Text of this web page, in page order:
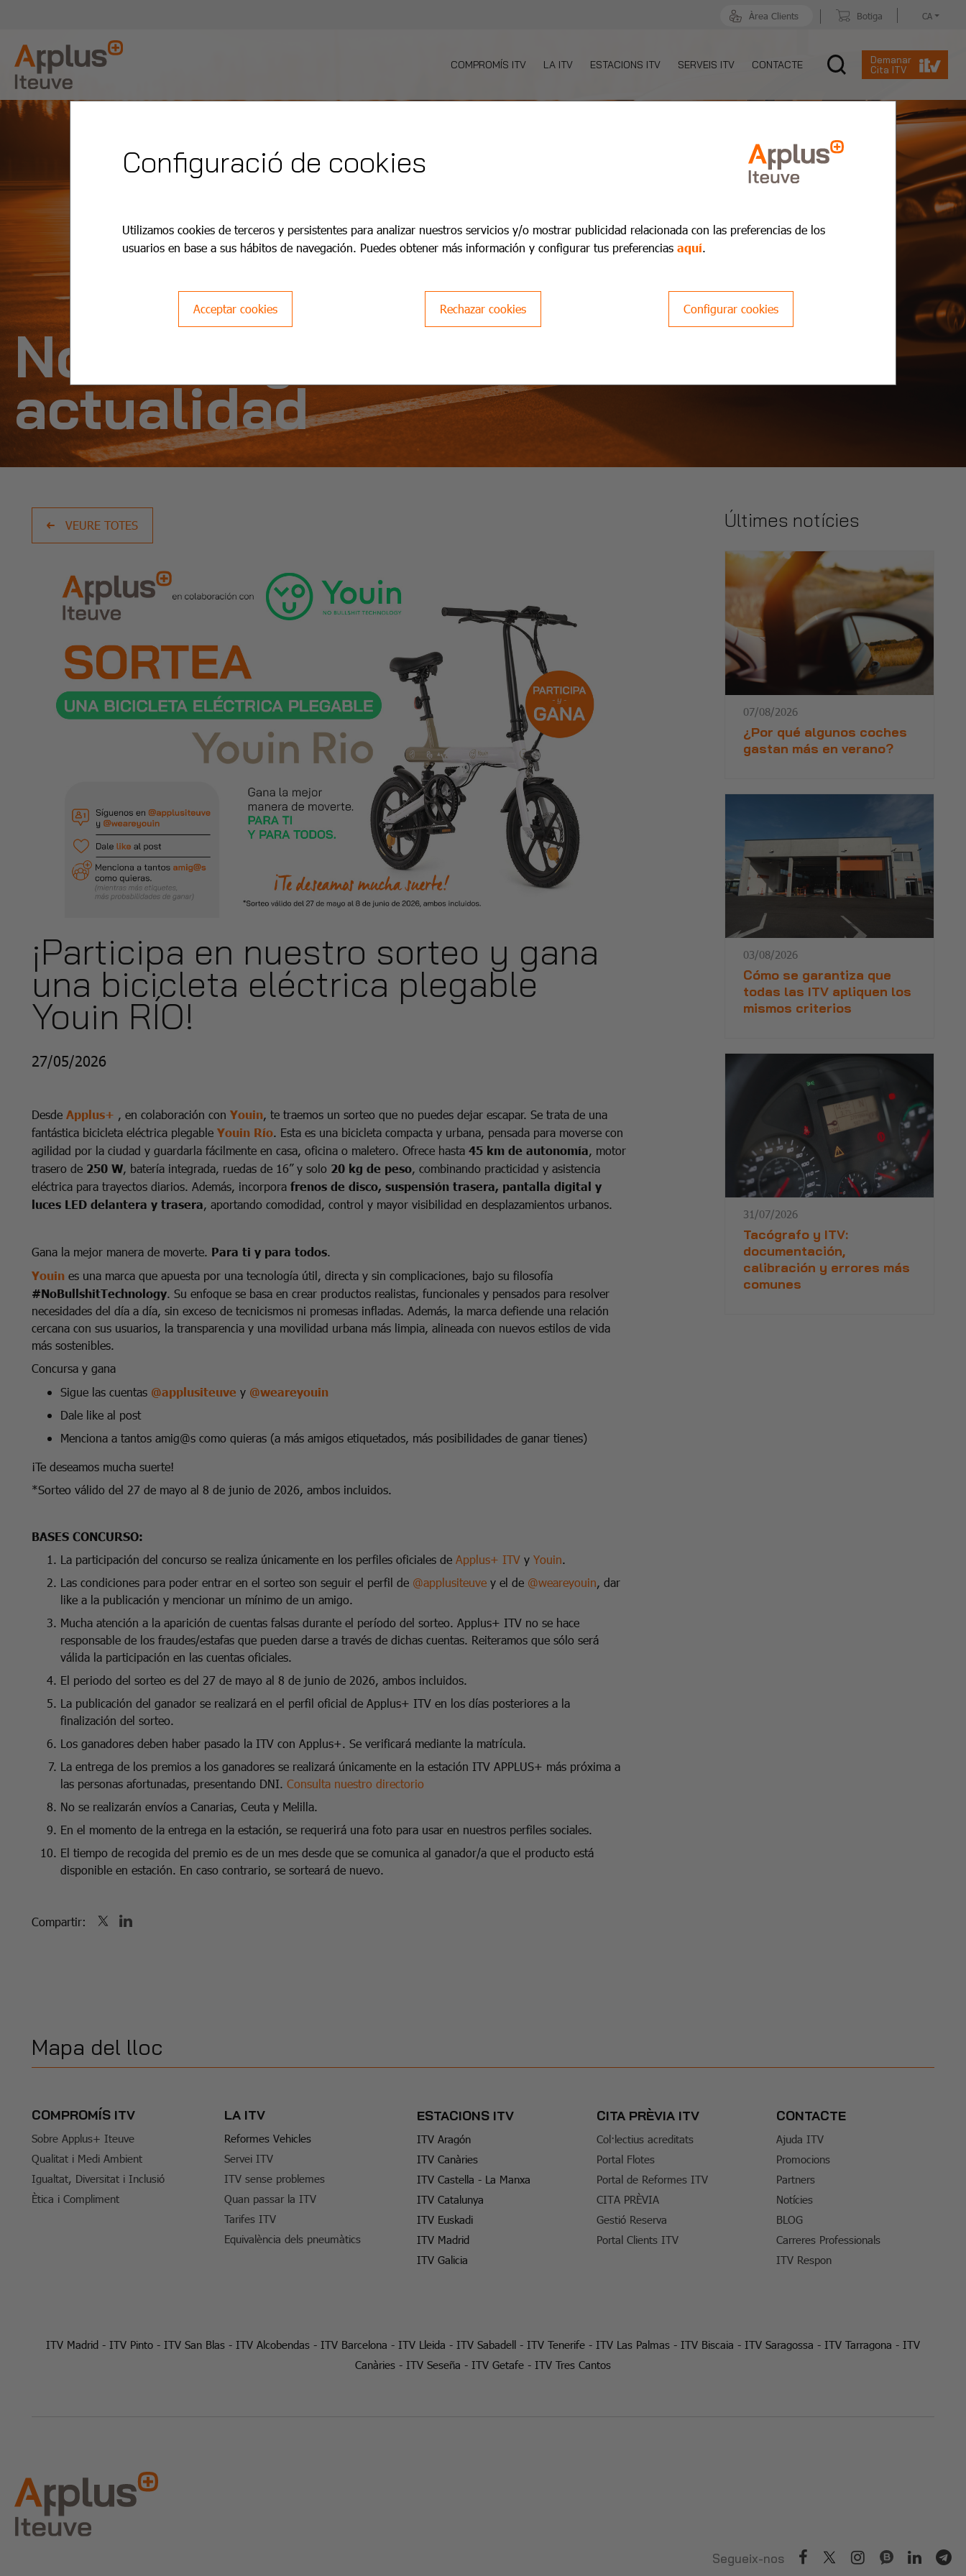
Àrea Clients Botiga CA
COMPROMÍS ITV LA ITV ESTACIONS ITV SERVEIS ITV CONTACTE
Demanar
Cita ITV
Noticias y
actualidad
VEURE TOTES
¡Participa en nuestro sorteo y gana
una bicicleta eléctrica plegable
Youin RÍO!
27/05/2026
Desde Applus+ , en colaboración con Youin, te traemos un sorteo que no puedes dejar escapar. Se trata de una
fantástica bicicleta eléctrica plegable Youin Río. Esta es una bicicleta compacta y urbana, pensada para moverse con
agilidad por la ciudad y guardarla fácilmente en casa, oficina o maletero. Ofrece hasta 45 km de autonomía, motor
trasero de 250 W, batería integrada, ruedas de 16” y solo 20 kg de peso, combinando practicidad y asistencia
eléctrica para trayectos diarios. Además, incorpora frenos de disco, suspensión trasera, pantalla digital y
luces LED delantera y trasera, aportando comodidad, control y mayor visibilidad en desplazamientos urbanos.
Gana la mejor manera de moverte. Para ti y para todos.
Youin es una marca que apuesta por una tecnología útil, directa y sin complicaciones, bajo su filosofía
#NoBullshitTechnology. Su enfoque se basa en crear productos realistas, funcionales y pensados para resolver
necesidades del día a día, sin exceso de tecnicismos ni promesas infladas. Además, la marca defiende una relación
cercana con sus usuarios, la transparencia y una movilidad urbana más limpia, alineada con nuevos estilos de vida
más sostenibles.
Concursa y gana
Sigue las cuentas @applusiteuve y @weareyouin
Dale like al post
Menciona a tantos amig@s como quieras (a más amigos etiquetados, más posibilidades de ganar tienes)
¡Te deseamos mucha suerte!
*Sorteo válido del 27 de mayo al 8 de junio de 2026, ambos incluidos.
BASES CONCURSO:
La participación del concurso se realiza únicamente en los perfiles oficiales de Applus+ ITV y Youin.
Las condiciones para poder entrar en el sorteo son seguir el perfil de @applusiteuve y el de @weareyouin, dar
like a la publicación y mencionar un mínimo de un amigo.
Mucha atención a la aparición de cuentas falsas durante el período del sorteo. Applus+ ITV no se hace
responsable de los fraudes/estafas que pueden darse a través de dichas cuentas. Reiteramos que sólo será
válida la participación en las cuentas oficiales.
El periodo del sorteo es del 27 de mayo al 8 de junio de 2026, ambos incluidos.
La publicación del ganador se realizará en el perfil oficial de Applus+ ITV en los días posteriores a la
finalización del sorteo.
Los ganadores deben haber pasado la ITV con Applus+. Se verificará mediante la matrícula.
La entrega de los premios a los ganadores se realizará únicamente en la estación ITV APPLUS+ más próxima a
las personas afortunadas, presentando DNI. Consulta nuestro directorio
No se realizarán envíos a Canarias, Ceuta y Melilla.
En el momento de la entrega en la estación, se requerirá una foto para usar en nuestros perfiles sociales.
El tiempo de recogida del premio es de un mes desde que se comunica al ganador/a que el producto está
disponible en estación. En caso contrario, se sorteará de nuevo.
Compartir:
Últimes notícies
07/08/2026
¿Por qué algunos coches
gastan más en verano?
03/08/2026
Cómo se garantiza que
todas las ITV apliquen los
mismos criterios
31/07/2026
Tacógrafo y ITV:
documentación,
calibración y errores más
comunes
Mapa del lloc
COMPROMÍS ITV
Sobre Applus+ Iteuve
Qualitat i Medi Ambient
Igualtat, Diversitat i Inclusió
Ètica i Compliment
LA ITV
Reformes Vehicles
Servei ITV
ITV sense problemes
Quan passar la ITV
Tarifes ITV
Equivalència dels pneumàtics
ESTACIONS ITV
ITV Aragón
ITV Canàries
ITV Castella - La Manxa
ITV Catalunya
ITV Euskadi
ITV Madrid
ITV Galicia
CITA PRÈVIA ITV
Col·lectius acreditats
Portal Flotes
Portal de Reformes ITV
CITA PRÈVIA
Gestió Reserva
Portal Clients ITV
CONTACTE
Ajuda ITV
Promocions
Partners
Notícies
BLOG
Carreres Professionals
ITV Respon
ITV Madrid - ITV Pinto - ITV San Blas - ITV Alcobendas - ITV Barcelona - ITV Lleida - ITV Sabadell - ITV Tenerife - ITV Las Palmas - ITV Biscaia - ITV Saragossa - ITV Tarragona - ITV
Canàries - ITV Seseña - ITV Getafe - ITV Tres Cantos
Segueix-nos
Configuració de cookies
Utilizamos cookies de terceros y persistentes para analizar nuestros servicios y/o mostrar publicidad relacionada con las preferencias de los
usuarios en base a sus hábitos de navegación. Puedes obtener más información y configurar tus preferencias aquí.
Acceptar cookies Rechazar cookies Configurar cookies